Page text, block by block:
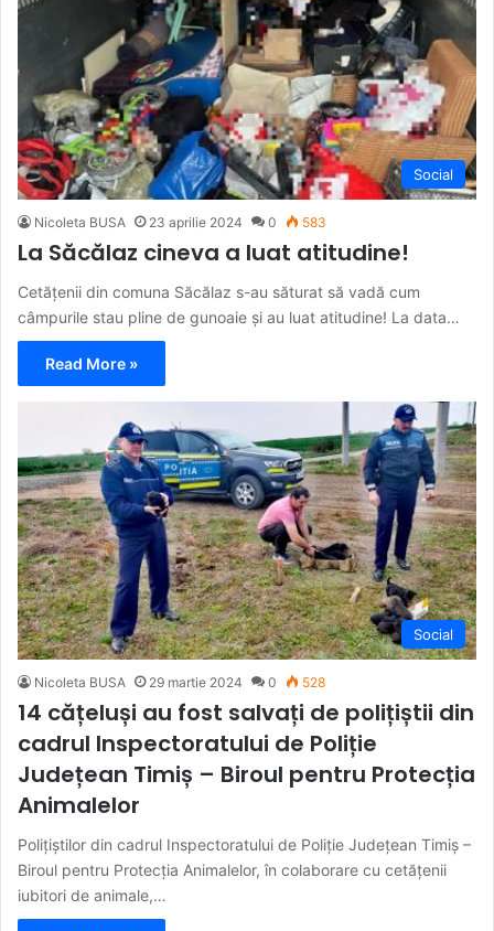
Social
Nicoleta BUSA 23 aprilie 2024 0 583
La Săcălaz cineva a luat atitudine!
Cetățenii din comuna Săcălaz s-au săturat să vadă cum
câmpurile stau pline de gunoaie și au luat atitudine! La data…
Read More »
Social
Nicoleta BUSA 29 martie 2024 0 528
14 cățeluși au fost salvați de polițiștii din
cadrul Inspectoratului de Poliție
Județean Timiș – Biroul pentru Protecția
Animalelor
Polițiștilor din cadrul Inspectoratului de Poliție Județean Timiș –
Biroul pentru Protecția Animalelor, în colaborare cu cetățenii
iubitori de animale,…